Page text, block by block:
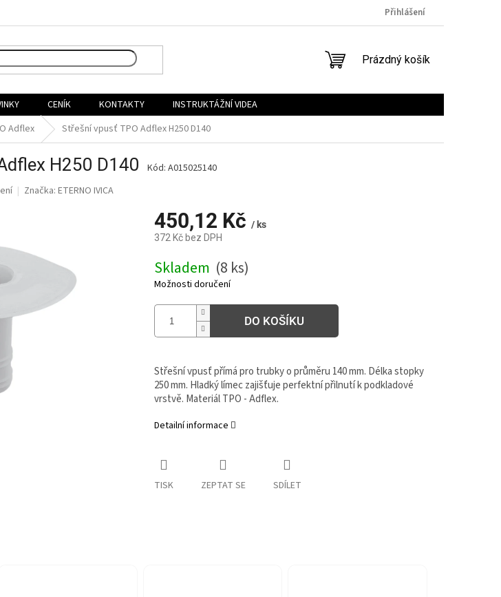
Přihlášení
NÁKUPNÍ
Prázdný košík
CENÍK KONTAKTY
INSTRUKTÁŽNÍ VIDEA
Adflex Střešní vpusť TPO Adflex H250 D140
H250 D140 Kód: A015025140
Značka: ETERNO IVICA
450,12 Kč / ks
372 Kč bez DPH
cena:
Skladem (8 ks)
Možnosti doručení
DO KOŠÍKU
Střešní vpusť přímá pro trubky o průměru 140 mm. Délka stopky
250 mm. Hladký límec zajišťuje perfektní přilnutí k podkladové
vrstvě. Materiál TPO - Adflex.
Detailní informace
TISK ZEPTAT SE SDÍLET